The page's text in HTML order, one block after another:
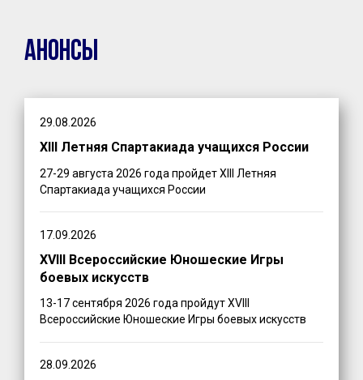
Анонсы
29.08.2026
XIII Летняя Спартакиада учащихся России
27-29 августа 2026 года пройдет XIII Летняя
Спартакиада учащихся России
17.09.2026
XVIII Всероссийские Юношеские Игры
боевых искусств
13-17 сентября 2026 года пройдут XVIII
Всероссийские Юношеские Игры боевых искусств
28.09.2026